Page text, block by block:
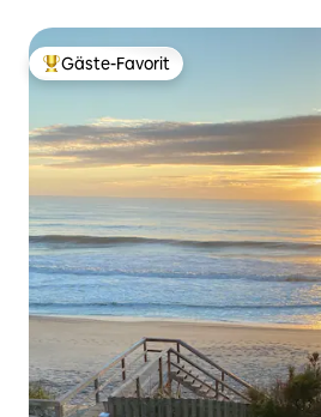
Beliebter Gäste-Favorit.
Gäste-Favorit